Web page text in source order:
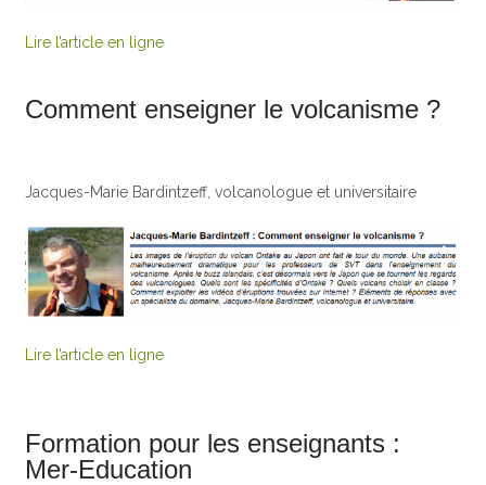
Lire l’article en ligne
Comment enseigner le volcanisme ?
Jacques-Marie Bardintzeff, volcanologue et universitaire
Lire l’article en ligne
Formation pour les enseignants :
Mer-Education